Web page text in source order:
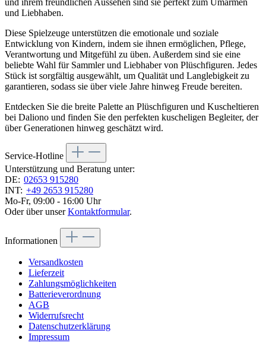
und Liebhaben.
Diese Spielzeuge unterstützen die emotionale und soziale
Entwicklung von Kindern, indem sie ihnen ermöglichen, Pflege,
Verantwortung und Mitgefühl zu üben. Außerdem sind sie eine
beliebte Wahl für Sammler und Liebhaber von Plüschfiguren. Jedes
Stück ist sorgfältig ausgewählt, um Qualität und Langlebigkeit zu
garantieren, sodass sie über viele Jahre hinweg Freude bereiten.
Entdecken Sie die breite Palette an Plüschfiguren und Kuscheltieren
bei Daliono und finden Sie den perfekten kuscheligen Begleiter, der
über Generationen hinweg geschätzt wird.
Service-Hotline
Unterstützung und Beratung unter:
DE: 02653 915280
INT: +49 2653 915280
Mo-Fr, 09:00 - 16:00 Uhr
Oder über unserKontaktformular.
Informationen
Versandkosten
Lieferzeit
Zahlungsmöglichkeiten
Batterieverordnung
AGB
Widerrufsrecht
Datenschutzerklärung
Impressum